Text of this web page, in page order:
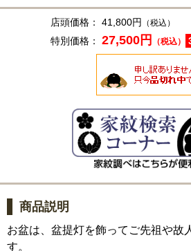
店頭価格： 41,800円 （税込）
特別価格： 27,500円 （税込）
商品説明
お盆は、盆提灯を飾ってご先祖や故
す。